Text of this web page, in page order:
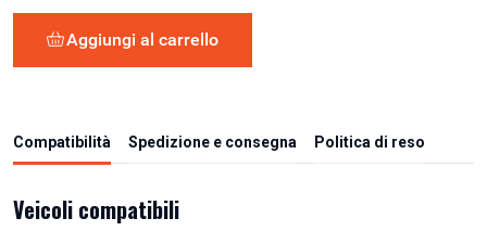
Aggiungi al carrello
Compatibilità Spedizione e consegna Politica di reso
Veicoli compatibili